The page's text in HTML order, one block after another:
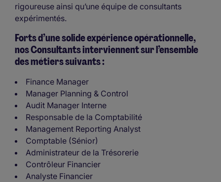
rigoureuse ainsi qu’une équipe de consultants
expérimentés.
Forts d’une solide expérience opérationnelle,
nos Consultants interviennent sur l’ensemble
des métiers suivants :
Finance Manager
Manager Planning & Control
Audit Manager Interne
Responsable de la Comptabilité
Management Reporting Analyst
Comptable (Sénior)
Administrateur de la Trésorerie
Contrôleur Financier
Analyste Financier